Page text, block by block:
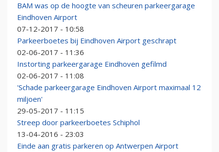
BAM was op de hoogte van scheuren parkeergarage
Eindhoven Airport
07-12-2017 - 10:58
Parkeerboetes bij Eindhoven Airport geschrapt
02-06-2017 - 11:36
Instorting parkeergarage Eindhoven gefilmd
02-06-2017 - 11:08
'Schade parkeergarage Eindhoven Airport maximaal 12
miljoen'
29-05-2017 - 11:15
Streep door parkeerboetes Schiphol
13-04-2016 - 23:03
Einde aan gratis parkeren op Antwerpen Airport